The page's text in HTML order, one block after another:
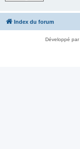
Index du forum
Développé par